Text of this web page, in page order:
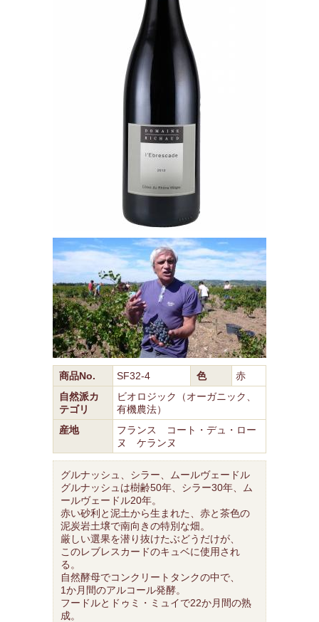
商品No. SF32-4 色
赤
自然派カ
テゴリ
ビオロジック（オーガニック、
有機農法）
産地
フランス コート・デュ・ロー
ヌ ケランヌ
グルナッシュ、シラー、ムールヴェードル
グルナッシュは樹齢50年、シラー30年、ム
ールヴェードル20年。
赤い砂利と泥土から生まれた、赤と茶色の
泥炭岩土壌で南向きの特別な畑。
厳しい選果を潜り抜けたぶどうだけが、
このレブレスカードのキュベに使用され
る。
自然酵母でコンクリートタンクの中で、
1か月間のアルコール発酵。
フードルとドゥミ・ミュイで22か月間の熟
成。